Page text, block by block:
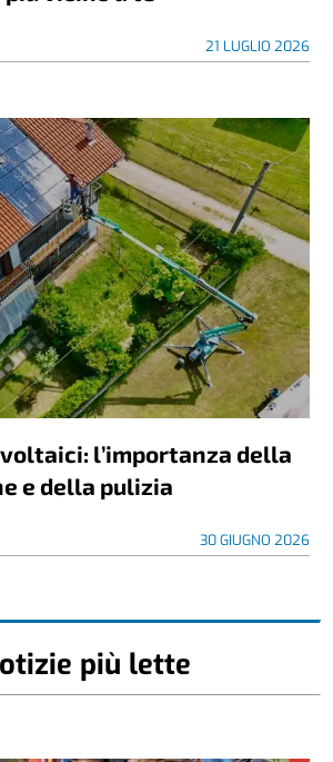
21 LUGLIO 2026
l’importanza della
e della pulizia
30 GIUGNO 2026
più lette